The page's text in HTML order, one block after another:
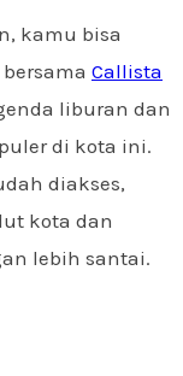
kamu bisa
bersama Callista
liburan dan
di kota ini.
diakses,
kota dan
lebih santai.